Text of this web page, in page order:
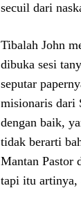
secuil dari
Tibalah John
dibuka sesi
seputar
misionaris dari
dengan baik,
tidak berarti
Mantan Pastor
tapi itu artinya,